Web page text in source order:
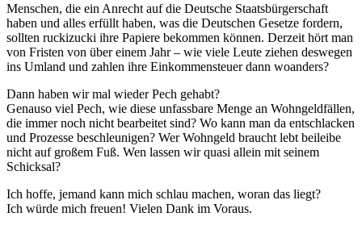
Menschen, die ein Anrecht auf die Deutsche Staatsbürgerschaft
haben und alles erfüllt haben, was die Deutschen Gesetze fordern,
sollten ruckizucki ihre Papiere bekommen können. Derzeit hört man
von Fristen von über einem Jahr – wie viele Leute ziehen deswegen
ins Umland und zahlen ihre Einkommensteuer dann woanders?
Dann haben wir mal wieder Pech gehabt?
Genauso viel Pech, wie diese unfassbare Menge an Wohngeldfällen,
die immer noch nicht bearbeitet sind? Wo kann man da entschlacken
und Prozesse beschleunigen? Wer Wohngeld braucht lebt beileibe
nicht auf großem Fuß. Wen lassen wir quasi allein mit seinem
Schicksal?
Ich hoffe, jemand kann mich schlau machen, woran das liegt?
Ich würde mich freuen! Vielen Dank im Voraus.